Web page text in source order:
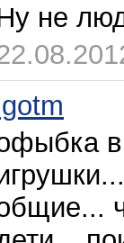
не
в